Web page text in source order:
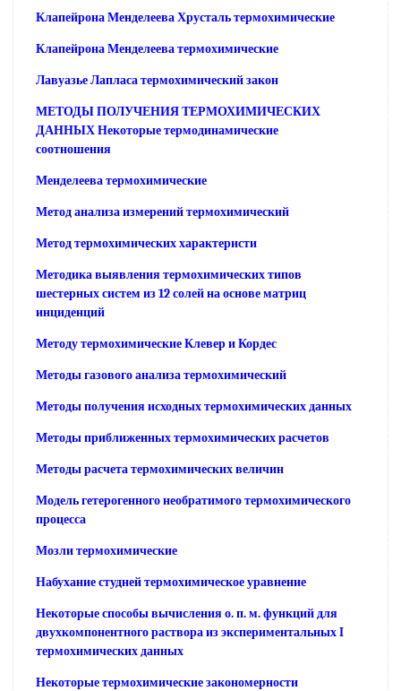
Клапейрона Менделеева Хрусталь термохимические
Клапейрона Менделеева термохимические
Лавуазье Лапласа термохимический закон
МЕТОДЫ ПОЛУЧЕНИЯ ТЕРМОХИМИЧЕСКИХ
ДАННЫХ Некоторые термодинамические
соотношения
Менделеева термохимические
Метод анализа измерений термохимический
Метод термохимических характеристи
Методика выявления термохимических типов
шестерных систем из 12 солей на основе матриц
инциденций
Методу термохимические Клевер и Кордес
Методы газового анализа термохимический
Методы получения исходных термохимических данных
Методы приближенных термохимических расчетов
Методы расчета термохимических величин
Модель гетерогенного необратимого термохимического
процесса
Мозли термохимические
Набухание студней термохимическое уравнение
Некоторые способы вычисления о. п. м. функций для
двухкомпонентного раствора из экспериментальных I
термохимических данных
Некоторые термохимические закономерности